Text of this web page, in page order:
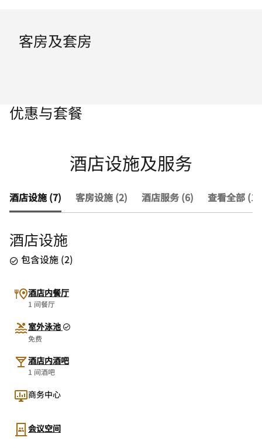
客房及套房
优惠与套餐
酒店设施及服务
酒店设施 (7) 客房设施 (2) 酒店服务 (6) 查看全部
酒店设施
包含设施 (2)
酒店内餐厅
1 间餐厅
室外泳池
免费
酒店内酒吧
1 间酒吧
商务中心
会议空间